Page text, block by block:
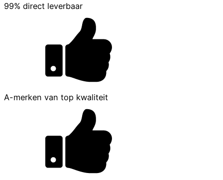
99% direct leverbaar
A-merken van top kwaliteit